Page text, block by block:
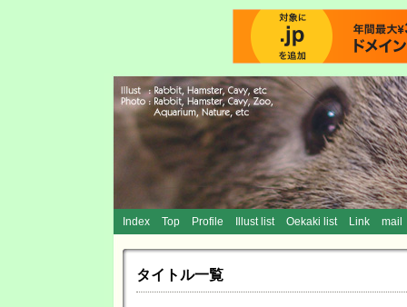
Index Top Profile Illust list Oekaki list Link mail
タイトル一覧